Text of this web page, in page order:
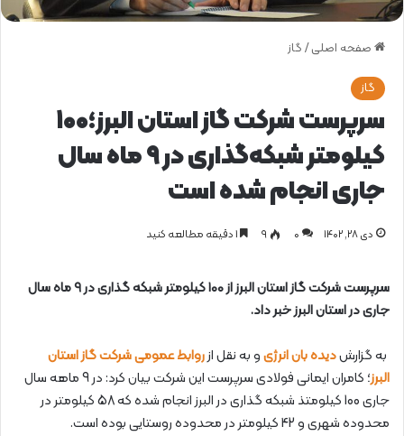
صفحه اصلی / گاز
گاز
سرپرست شرکت گاز استان البرز؛۱۰۰
کیلومتر شبکه‌گذاری در ۹ ماه سال
جاری انجام شده است
دی ۲۸, ۱۴۰۲ 0 ۹
سرپرست شرکت گاز استان البرز از ۱۰۰ کیلومتر شبکه گذاری در ۹ ماه سال
جاری در استان البرز خبر داد.
به گزارشدیده بان انرژیو به نقل ازروابط عمومی شرکت گاز استان
البرز
؛ کامران ایمانی فولادی سرپرست این شرکت بیان کرد: در 9 ماهه سال
جاری 100 کیلومتذ شبکه گذاری در البرز انجام شده که 58 کیلومتر در
محدوده شهری و 42 کیلومتر در محدوده روستایی بوده است.